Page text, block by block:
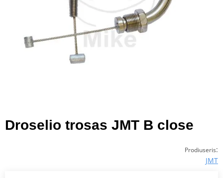
Droselio trosas JMT B close
Prodiuseris:
JMT